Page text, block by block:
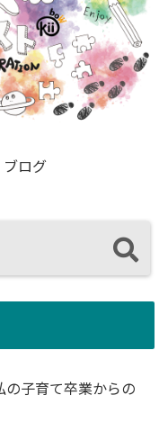
ブログ
子育て卒業からの